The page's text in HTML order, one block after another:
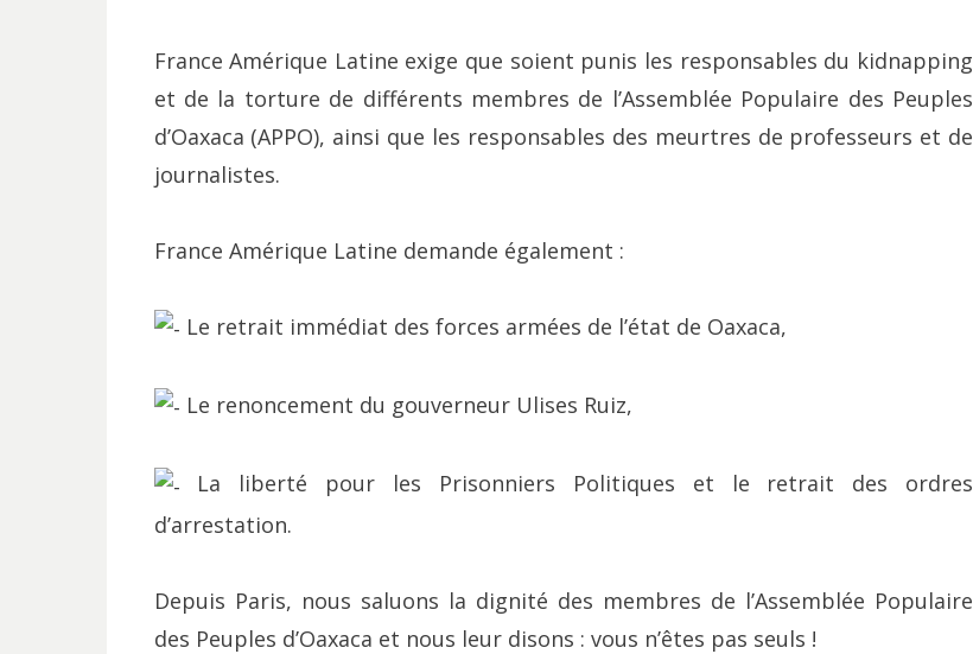
France Amérique Latine exige que soient punis les responsables du kidnapping
et de la torture de différents membres de l’Assemblée Populaire des Peuples
d’Oaxaca (APPO), ainsi que les responsables des meurtres de professeurs et de
journalistes.
France Amérique Latine demande également :
Le retrait immédiat des forces armées de l’état de Oaxaca,
Le renoncement du gouverneur Ulises Ruiz,
La liberté pour les Prisonniers Politiques et le retrait des ordres
d’arrestation.
Depuis Paris, nous saluons la dignité des membres de l’Assemblée Populaire
des Peuples d’Oaxaca et nous leur disons : vous n’êtes pas seuls !